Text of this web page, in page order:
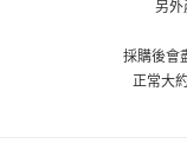
另
採購後會
正常大